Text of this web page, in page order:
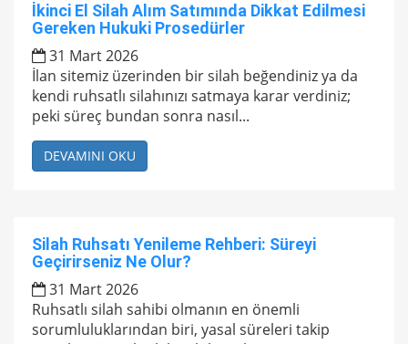
İkinci El Silah Alım Satımında Dikkat Edilmesi
Gereken Hukuki Prosedürler
31 Mart 2026
İlan sitemiz üzerinden bir silah beğendiniz ya da
kendi ruhsatlı silahınızı satmaya karar verdiniz;
peki süreç bundan sonra nasıl...
DEVAMINI OKU
Silah Ruhsatı Yenileme Rehberi: Süreyi
Geçirirseniz Ne Olur?
31 Mart 2026
Ruhsatlı silah sahibi olmanın en önemli
sorumluluklarından biri, yasal süreleri takip